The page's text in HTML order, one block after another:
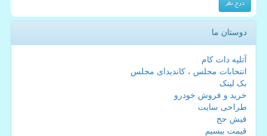
دوستان ما
آتلیه دات کام
انتخابات مجلس ، کاندیدای مجلس
بک لینک
خرید و فروش خودرو
طراحی سایت
فیش حج
قیمت بیسیم